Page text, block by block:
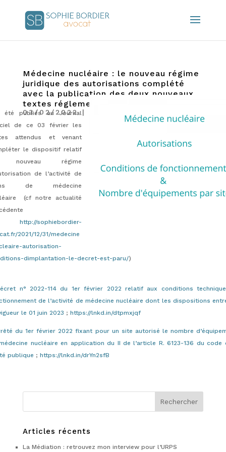
Médecine nucléaire : le nouveau régime
juridique des autorisations complété
avec la publication des deux nouveaux
textes réglementaires attendus
03/02/2022|
été publiés au Journal
de ce 03 février les
attendus et venant
le dispositif relatif
nouveau régime
de l’activité de
de médecine
(cf notre actualité
http://sophiebordier-
2021/12/31/medecine
autorisation-
dimplantation-le-decret-est-paru/)
n° 2022-114 du 1er février 2022 relatif aux conditions
de l’activité de médecine nucléaire dont les dispositions
le 01 juin 2023 ; https://lnkd.in/dtpmxjqf
du 1er février 2022 fixant pour un site autorisé le nombre
nucléaire en application du II de l’article R. 6123-136 du code
publique ; https://lnkd.in/drYn2sfB
Articles récents
La Médiation : retrouvez mon interview pour l’URPS